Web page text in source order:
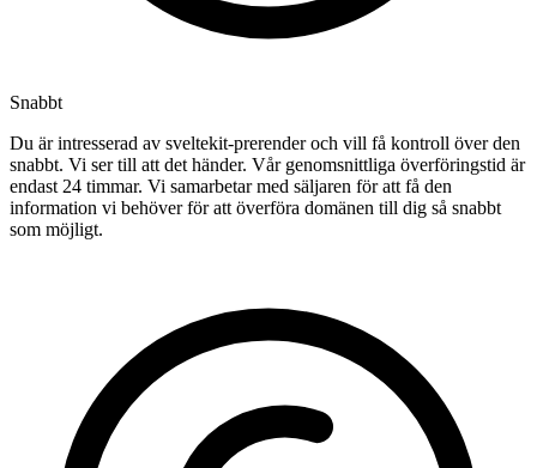
Snabbt
Du är intresserad av sveltekit-prerender och vill få kontroll över den
snabbt. Vi ser till att det händer. Vår genomsnittliga överföringstid är
endast 24 timmar. Vi samarbetar med säljaren för att få den
information vi behöver för att överföra domänen till dig så snabbt
som möjligt.